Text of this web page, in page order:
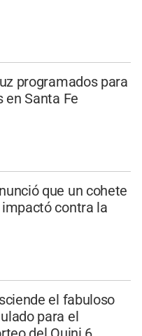
programados para
en Santa Fe
que un cohete
impactó contra la
el fabuloso
para el